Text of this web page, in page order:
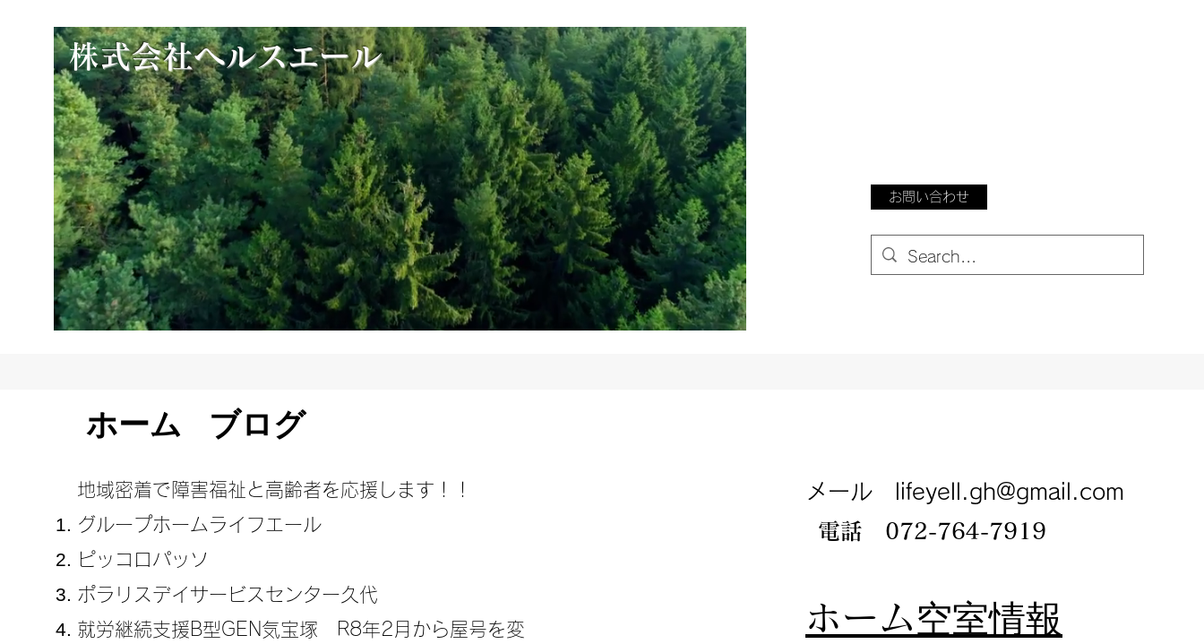
​株式会社ヘルスエール
お問い合わせ
ホーム ブログ
地域密着で障害福祉と高齢者を応援します！！
グループホームライフエール
ピッコロパッソ
ポラリスデイサービスセンター久代
​就労継続支援B型GEN気宝塚 R8年2月から屋号を変
メール
lifeyell.gh@gmail.com
電話 072-764-7919
​ホーム空室情報